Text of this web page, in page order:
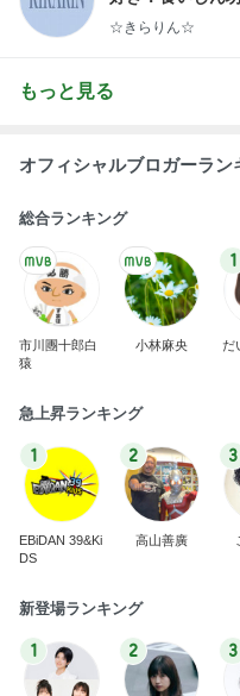
らりん☆のブログ
☆きらりん☆
もっと見る
オフィシャルブロガーラン
総合ランキング
市川團十郎白
猿
小林麻央
1
だ
急上昇ランキング
1
EBiDAN 39&Ki
DS
2
高山善廣
3
新登場ランキング
1 2 3